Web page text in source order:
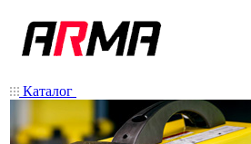
Каталог